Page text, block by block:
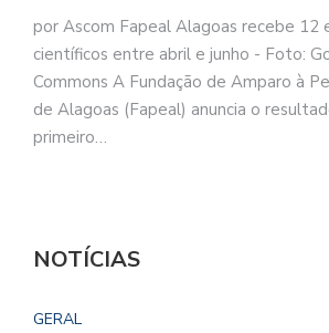
por Ascom Fapeal Alagoas recebe 12
científicos entre abril e junho - Foto:
Commons A Fundação de Amparo à
de Alagoas (Fapeal) anuncia o
primeiro…
NOTÍCIAS
GERAL